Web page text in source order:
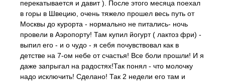
перекатывается и давит ). После этого месяца поехал
в горы в Швецию, очень тяжело прошел весь путь от
Москвы до курорта - нормально не питались- ночь
провели в Аэропорту! Там купил йогурт ( лактоз фри) -
выпил его - и о чудо - я себя почувствовал как в
детстве на 7-ом небе от счастья! Все боли прошли! И я
даже запрыгал на радостях!Так понял - что молочку
надо исключить! Сделано! Так 2 недели его там и